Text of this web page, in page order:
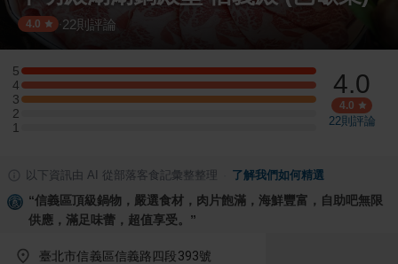
4.0 ·22 則評論
5
5 星：1 則評論
4
4 星：1 則評論
3
3 星：1 則評論
2
2 星：0 則評論
1
1 星：0 則評論
4.0
4.0
22則評論
以下資訊由 AI 從部落客食記彙整整理 了解我們如何精選
“信義區頂級鍋物，嚴選食材，肉片飽滿，海鮮豐富，自助吧無限
供應，滿足味蕾，超值享受。 ”
臺北市信義區信義路四段393號